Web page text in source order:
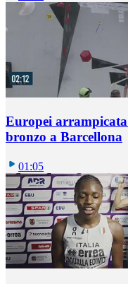
Europei
bronzo a Barcellona
01:05